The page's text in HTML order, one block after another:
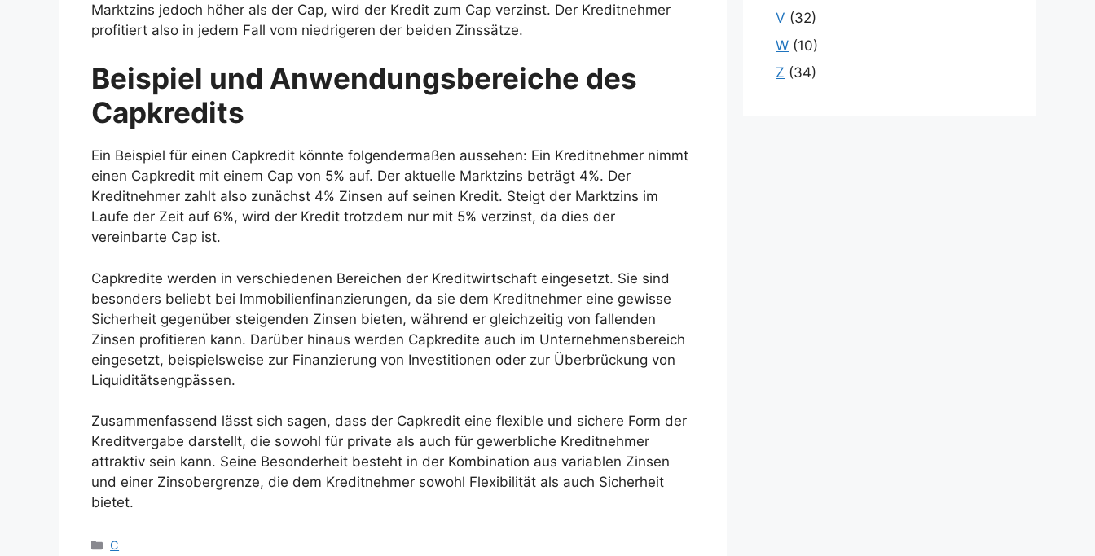
Marktzins jedoch höher als der Cap, wird der Kredit zum Cap verzinst. Der Kreditnehmer
profitiert also in jedem Fall vom niedrigeren der beiden Zinssätze.
Beispiel und Anwendungsbereiche des
Capkredits
Ein Beispiel für einen Capkredit könnte folgendermaßen aussehen: Ein Kreditnehmer nimmt
einen Capkredit mit einem Cap von 5% auf. Der aktuelle Marktzins beträgt 4%. Der
Kreditnehmer zahlt also zunächst 4% Zinsen auf seinen Kredit. Steigt der Marktzins im
Laufe der Zeit auf 6%, wird der Kredit trotzdem nur mit 5% verzinst, da dies der
vereinbarte Cap ist.
Capkredite werden in verschiedenen Bereichen der Kreditwirtschaft eingesetzt. Sie sind
besonders beliebt bei Immobilienfinanzierungen, da sie dem Kreditnehmer eine gewisse
Sicherheit gegenüber steigenden Zinsen bieten, während er gleichzeitig von fallenden
Zinsen profitieren kann. Darüber hinaus werden Capkredite auch im Unternehmensbereich
eingesetzt, beispielsweise zur Finanzierung von Investitionen oder zur Überbrückung von
Liquiditätsengpässen.
Zusammenfassend lässt sich sagen, dass der Capkredit eine flexible und sichere Form der
Kreditvergabe darstellt, die sowohl für private als auch für gewerbliche Kreditnehmer
attraktiv sein kann. Seine Besonderheit besteht in der Kombination aus variablen Zinsen
und einer Zinsobergrenze, die dem Kreditnehmer sowohl Flexibilität als auch Sicherheit
bietet.
Kategorien
C
V (32)
W (10)
Z (34)